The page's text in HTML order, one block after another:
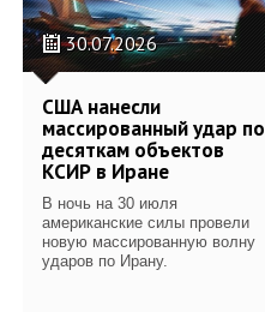
30.07.2026
США нанесли
массированный удар по
десяткам объектов
КСИР в Иране
В ночь на 30 июля
американские силы провели
новую массированную волну
ударов по Ирану.